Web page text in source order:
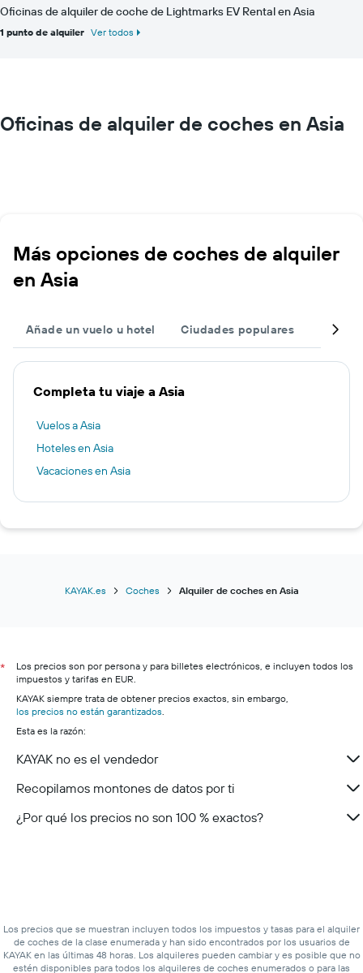
Oficinas de alquiler de coche de Lightmarks EV Rental en Asia
1 punto de alquiler Ver todos
Oficinas de alquiler de coches en Asia
Más opciones de coches de alquiler
en Asia
Añade un vuelo u hotel Ciudades populares
Completa tu viaje a Asia
Vuelos a Asia
Hoteles en Asia
Vacaciones en Asia
KAYAK.es Coches Alquiler de coches en Asia
*
Los precios son por persona y para billetes electrónicos, e incluyen todos los
impuestos y tarifas en EUR.
KAYAK siempre trata de obtener precios exactos, sin embargo,
los precios no están garantizados.
Esta es la razón:
KAYAK no es el vendedor
Recopilamos montones de datos por ti
¿Por qué los precios no son 100 % exactos?
Los precios que se muestran incluyen todos los impuestos y tasas para el alquiler
de coches de la clase enumerada y han sido encontrados por los usuarios de
KAYAK en las últimas 48 horas. Los alquileres pueden cambiar y es posible que no
estén disponibles para todos los alquileres de coches enumerados o para las